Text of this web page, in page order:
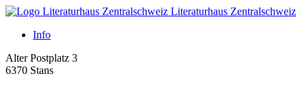
Literaturhaus Zentralschweiz
Info
Alter Postplatz 3
6370 Stans